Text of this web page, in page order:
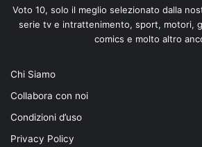
Voto 10, solo il meglio selezionato dalla
serie tv e intrattenimento, sport, motori,
comics e molto altro
Chi Siamo
Collabora con noi
Condizioni d’uso
Privacy Policy